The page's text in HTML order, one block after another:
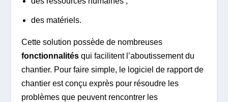
des matériels.
Cette solution possède de nombreuses
fonctionnalités qui facilitent l’aboutissement du
chantier. Pour faire simple, le logiciel de rapport de
chantier est conçu exprès pour résoudre les
problèmes que peuvent rencontrer les